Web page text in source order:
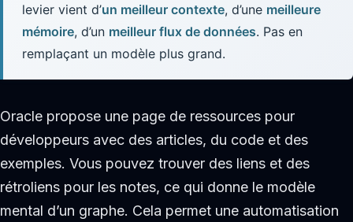
levier vient d’un meilleur contexte, d’une meilleure
mémoire, d’un meilleur flux de données. Pas en
remplaçant un modèle plus grand.
Oracle propose une page de ressources pour
développeurs avec des articles, du code et des
exemples. Vous pouvez trouver des liens et des
rétroliens pour les notes, ce qui donne le modèle
mental d’un graphe. Cela permet une automatisation